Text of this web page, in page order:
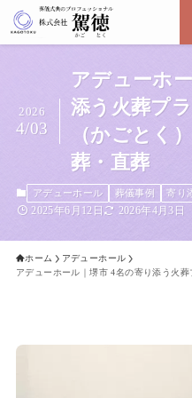
アデューホ
添う火葬プ
（かごとく
葬・直葬
2026
4/03
アデューホール 葬儀事例 寄り
2025年6月12日 2026年4月3日
ホーム
アデューホール
アデューホール｜堺市 4名の寄り添う火